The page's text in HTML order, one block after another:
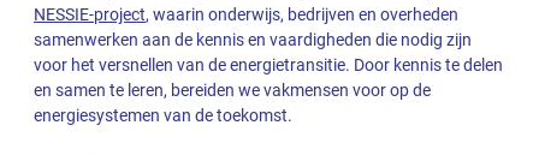
NESSIE-project, waarin onderwijs, bedrijven en overheden
samenwerken aan de kennis en vaardigheden die nodig zijn
voor het versnellen van de energietransitie. Door kennis te delen
en samen te leren, bereiden we vakmensen voor op de
energiesystemen van de toekomst.